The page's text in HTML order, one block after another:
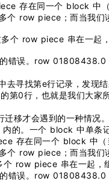
存在同一个 block 中
个 row piece；而当我们
row piece 串在一起，
的错误。row
寻找第e行记录，发现结
第0行，也就是我们大家
移才会遇到的一种情况
的。一个 block 中单条
存在同一个 block 中（
个 row piece；而当我们
row piece 串在一起，
的错误。row